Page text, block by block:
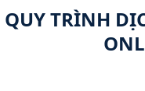
QUY TRÌNH